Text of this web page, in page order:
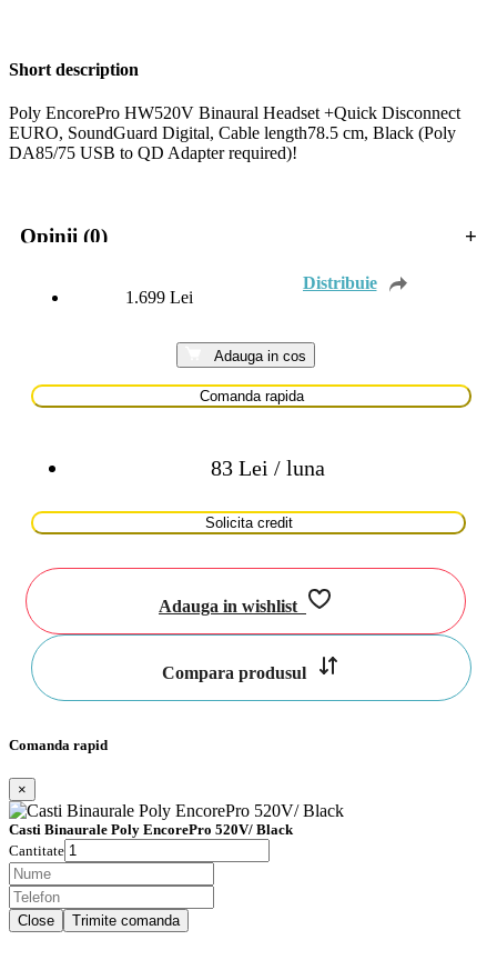
Short description
Poly EncorePro HW520V Binaural Headset +Quick Disconnect
EURO, SoundGuard Digital, Cable length78.5 cm, Black (Poly
DA85/75 USB to QD Adapter required)!
Opinii (0) +
1.699 Lei
Adauga in cos
Comanda rapida
83 Lei / luna
Solicita credit
Adauga in wishlist
Compara produsul
Comanda rapid
×
Casti Binaurale Poly EncorePro 520V/ Black
Cantitate
Close Trimite comanda